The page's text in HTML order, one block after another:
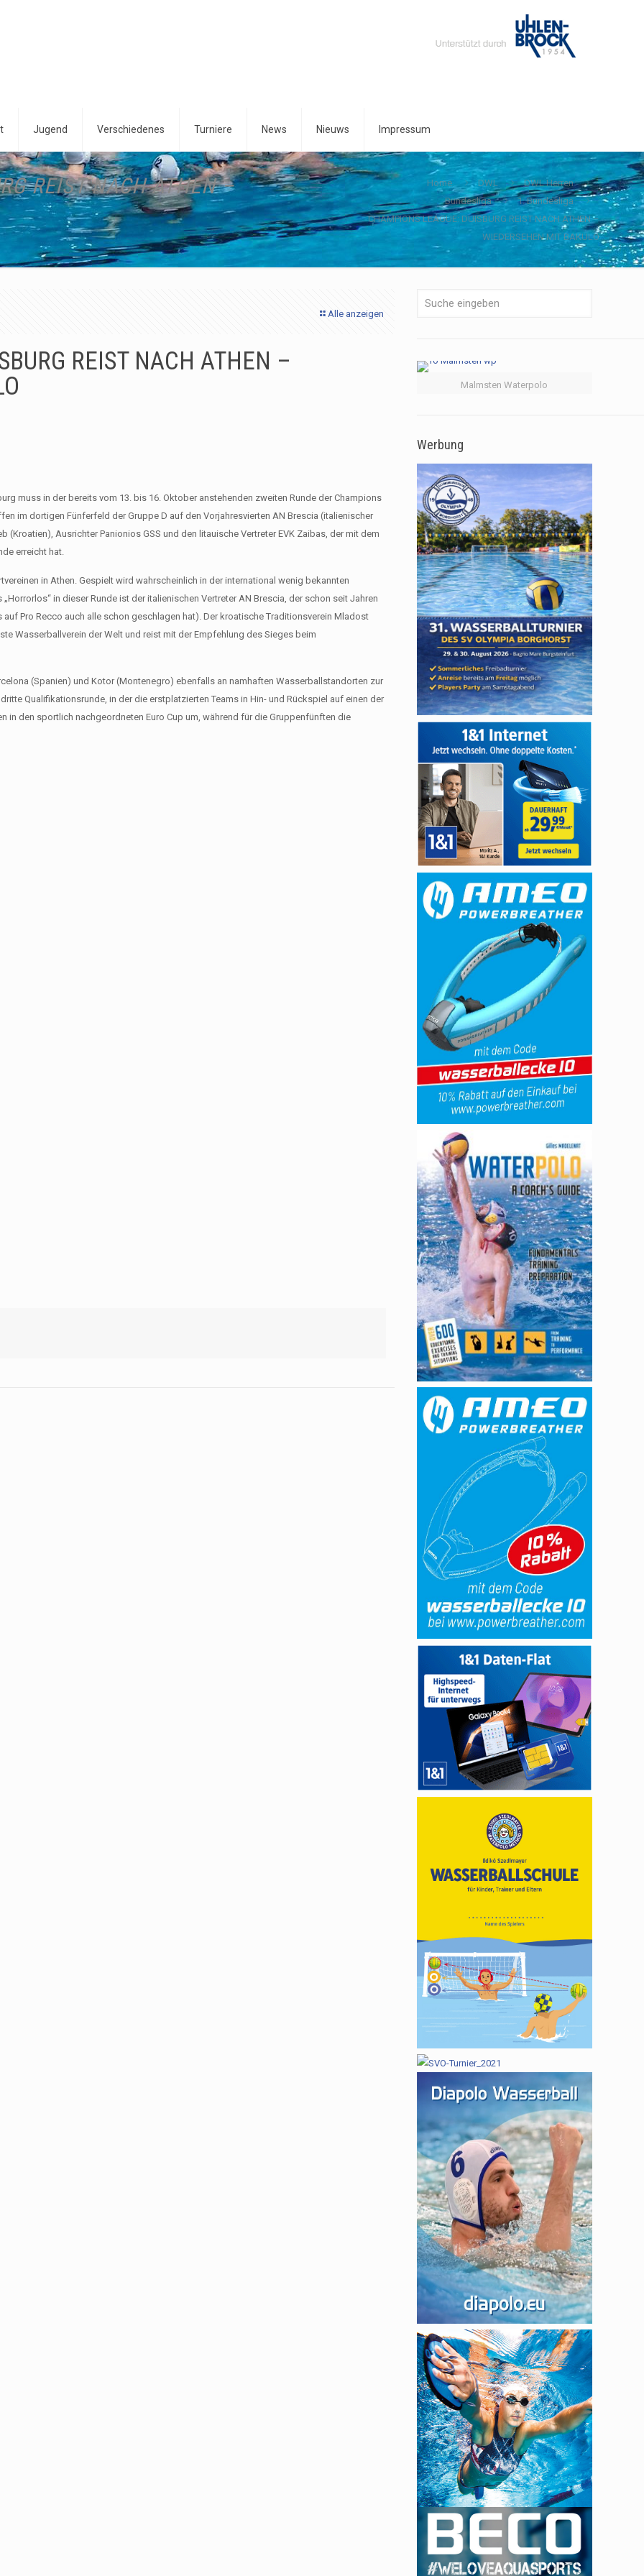
Jugend Verschiedenes Turniere News Nieuws Impressum
REIST NACH ATHEN –
Home DWL
DWL Herren
Bundesliga
1. Bundesliga
CHAMPIONS LEAGUE: DUISBURG REIST NACH ATHEN –
WIEDERSEHEN MIT BAKULO
Alle anzeigen
REIST NACH ATHEN –
muss in der bereits vom 13. bis 16. Oktober anstehenden zweiten Runde der Champions
im dortigen Fünferfeld der Gruppe D auf den Vorjahresvierten AN Brescia (italienischer
Ausrichter Panionios GSS und den litauische Vertreter EVK Zaibas, der mit dem
erreicht hat.
in Athen. Gespielt wird wahrscheinlich in der international wenig bekannten
in dieser Runde ist der italienischen Vertreter AN Brescia, der schon seit Jahren
Pro Recco auch alle schon geschlagen hat). Der kroatische Traditionsverein Mladost
Wasserballverein der Welt und reist mit der Empfehlung des Sieges beim
(Spanien) und Kotor (Montenegro) ebenfalls an namhaften Wasserballstandorten zur
Qualifikationsrunde, in der die erstplatzierten Teams in Hin- und Rückspiel auf einen der
in den sportlich nachgeordneten Euro Cup um, während für die Gruppenfünften die
Malmsten Waterpolo
Werbung